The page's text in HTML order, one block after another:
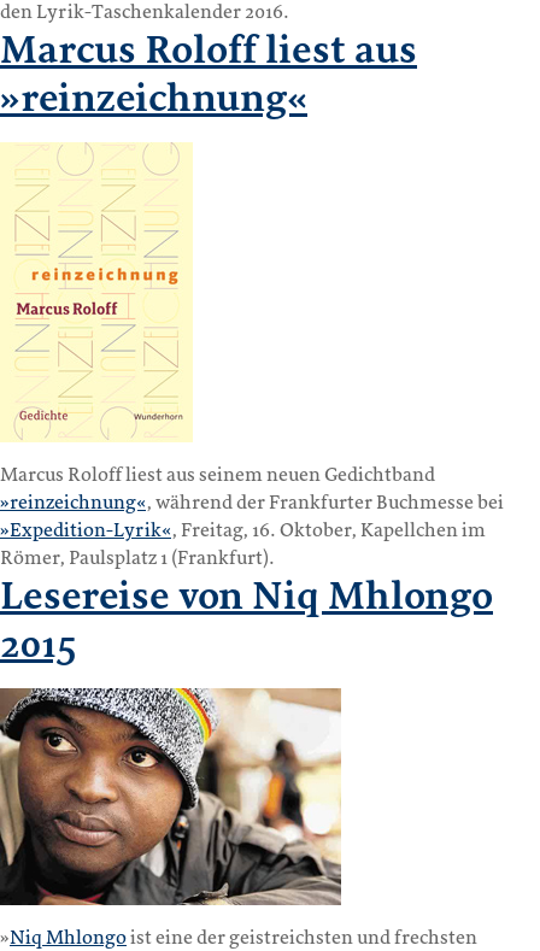
den Lyrik-Taschenkalender 2016.
Marcus Roloff liest aus
»reinzeichnung«
Marcus Roloff liest aus seinem neuen Gedichtband
»reinzeichnung«, während der Frankfurter Buchmesse bei
»Expedition-Lyrik«, Freitag, 16. Oktober, Kapellchen im
Römer, Paulsplatz 1 (Frankfurt).
Lesereise von Niq Mhlongo
2015
»Niq Mhlongoist eine der geistreichsten und frechsten